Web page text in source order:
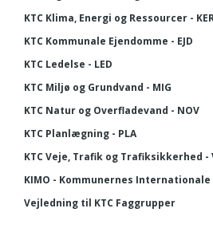
KTC Klima, Energi og Ressourcer -
KTC Kommunale Ejendomme - EJD
KTC Ledelse - LED
KTC Miljø og Grundvand - MIG
KTC Natur og Overfladevand - NOV
KTC Planlægning - PLA
KTC Veje, Trafik og Trafiksikkerhed -
KIMO - Kommunernes
Vejledning til KTC Faggrupper